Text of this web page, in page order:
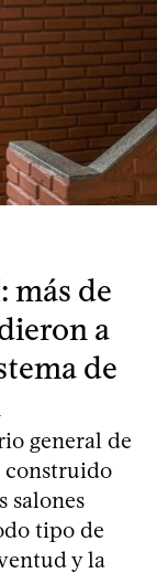
más de
a
de
general de
construido
salones
tipo de
y la